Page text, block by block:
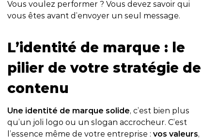
Vous voulez performer ? Vous devez savoir qui
vous êtes avant d’envoyer un seul message.
L’identité de marque : le
pilier de votre stratégie de
contenu
Une identité de marque solide, c’est bien plus
qu’un joli logo ou un slogan accrocheur. C’est
l’essence même de votre entreprise : vos valeurs,